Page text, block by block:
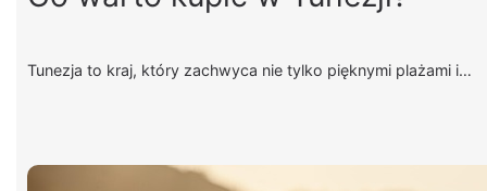
Tunezja to kraj, który zachwyca nie tylko pięknymi plażami i…